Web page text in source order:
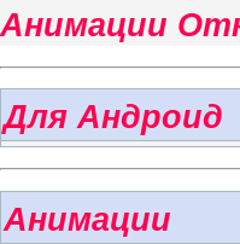
Анимации
Для Андроид
Анимации